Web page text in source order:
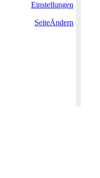
Einstellungen
SeiteÄndern